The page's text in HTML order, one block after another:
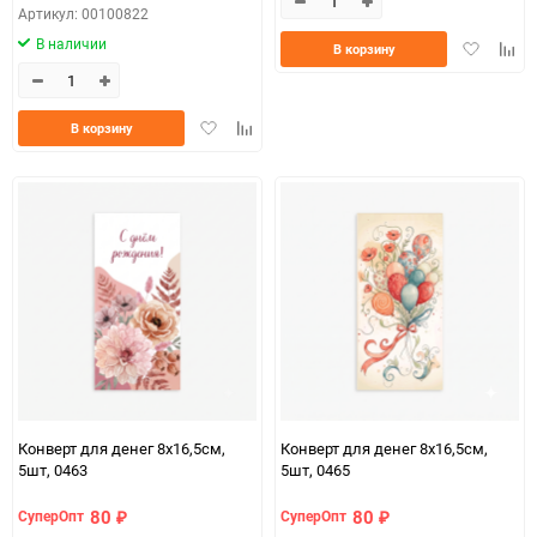
Артикул: 00100822
В наличии
ДобавитьДобавить
В корзину
Добавить
В корзину
Конверт для денег 8х16,5см,
5шт, 0463
СуперОпт 80 ₽
Конверт для денег 8х16,5см,
5шт, 0465
СуперОпт 80 ₽